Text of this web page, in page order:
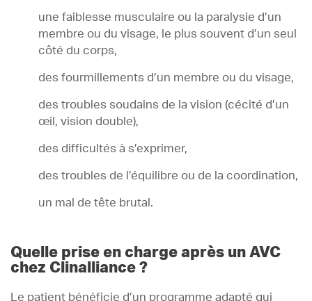
une faiblesse musculaire ou la paralysie d’un
membre ou du visage, le plus souvent d’un seul
côté du corps,
des fourmillements d’un membre ou du visage,
des troubles soudains de la vision (cécité d’un
œil, vision double),
des difficultés à s’exprimer,
des troubles de l’équilibre ou de la coordination,
un mal de tête brutal.
Quelle prise en charge après un AVC
chez Clinalliance ?
Le patient bénéficie d’un programme adapté qui